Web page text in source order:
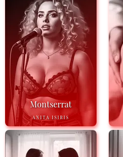
Montserrat
ANITA ISIRIS